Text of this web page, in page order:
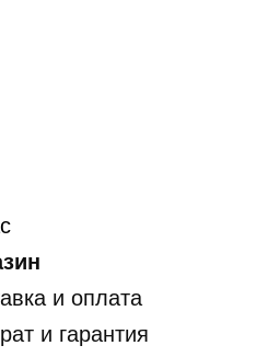
и оплата
и гарантия